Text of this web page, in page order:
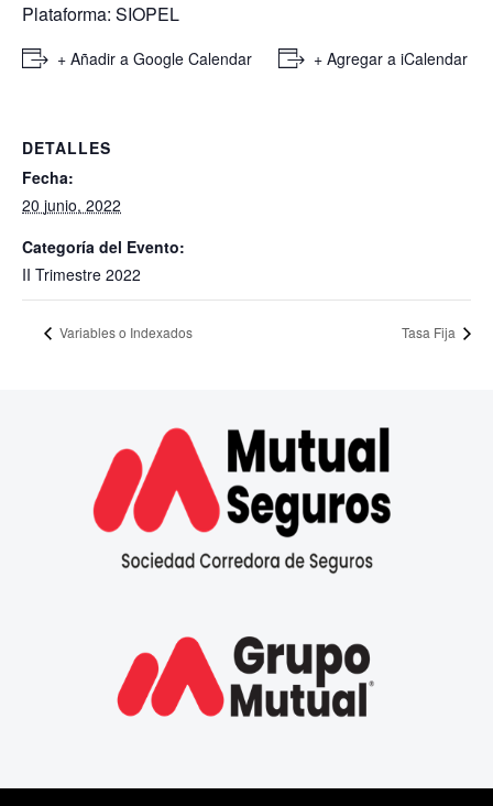
Plataforma: SIOPEL
+ Añadir a Google Calendar + Agregar a iCalendar
DETALLES
Fecha:
20 junio, 2022
Categoría del Evento:
II Trimestre 2022
Variables o Indexados Tasa Fija